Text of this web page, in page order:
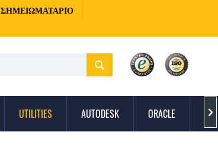
ΣΗΜΕΙΩΜΑΤΆΡΙΟ
UTILITIES AUTODESK ORACLE 